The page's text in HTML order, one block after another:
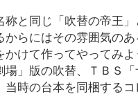
と同じ「吹替の帝王
らにはその雰囲気の
かけて作ってやってみ
」版の吹替、ＴＢＳ
当時の台本を同梱する